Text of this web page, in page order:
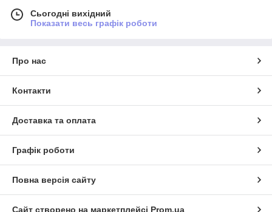
Сьогодні вихідний
Показати весь графік роботи
Про нас
Контакти
Доставка та оплата
Графік роботи
Повна версія сайту
Сайт створено на маркетплейсі Prom.ua